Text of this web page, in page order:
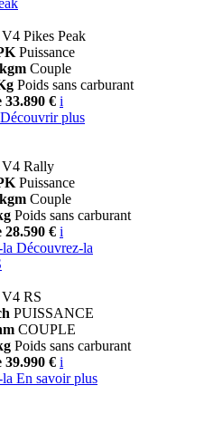
Pikes Peak
Puissance
Couple
Poids sans carburant
€ i
Découvrir plus
V4 Rally
Puissance
Couple
Poids sans carburant
€ i
Découvrez-la
RS
PUISSANCE
COUPLE
Poids sans carburant
€ i
En savoir plus